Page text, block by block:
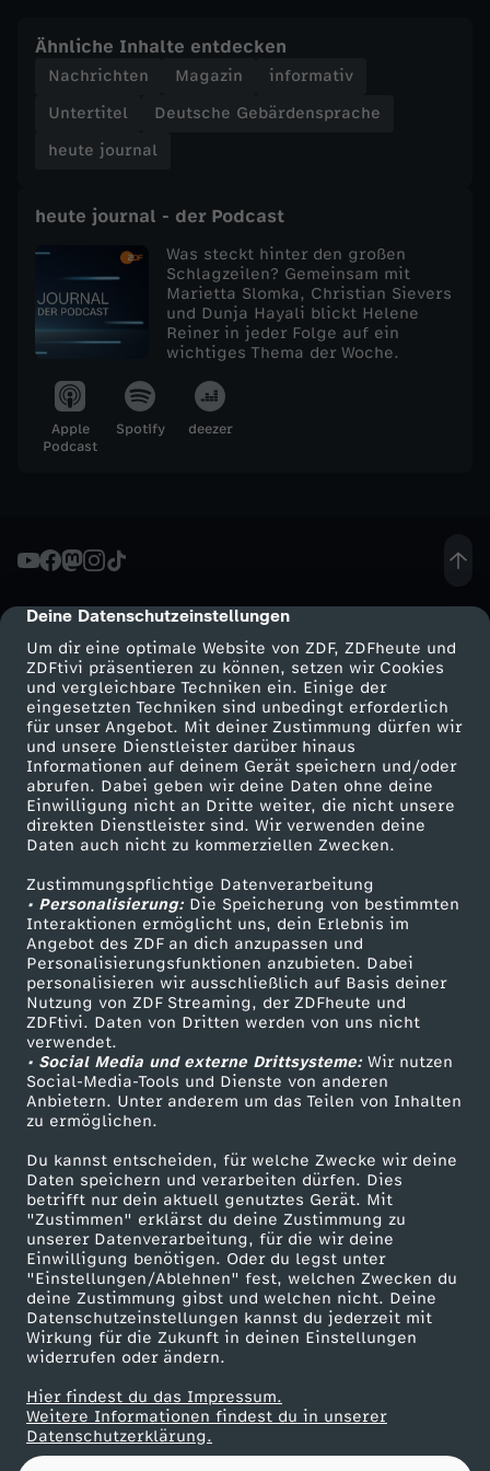
cmp-dialog-description
Deine Datenschutzeinstellungen
Um dir eine optimale Website von ZDF, ZDFheute und
ZDFtivi präsentieren zu können, setzen wir Cookies
und vergleichbare Techniken ein. Einige der
eingesetzten Techniken sind unbedingt erforderlich
für unser Angebot. Mit deiner Zustimmung dürfen wir
und unsere Dienstleister darüber hinaus
Informationen auf deinem Gerät speichern und/oder
abrufen. Dabei geben wir deine Daten ohne deine
Einwilligung nicht an Dritte weiter, die nicht unsere
direkten Dienstleister sind. Wir verwenden deine
Daten auch nicht zu kommerziellen Zwecken.
Zustimmungspflichtige Datenverarbeitung
• Personalisierung:Die Speicherung von bestimmten
Interaktionen ermöglicht uns, dein Erlebnis im
Angebot des ZDF an dich anzupassen und
Personalisierungsfunktionen anzubieten. Dabei
personalisieren wir ausschließlich auf Basis deiner
Nutzung von ZDF Streaming, der ZDFheute und
ZDFtivi. Daten von Dritten werden von uns nicht
verwendet.
• Social Media und externe Drittsysteme:Wir nutzen
Social-Media-Tools und Dienste von anderen
Anbietern. Unter anderem um das Teilen von Inhalten
zu ermöglichen.
Du kannst entscheiden, für welche Zwecke wir deine
Daten speichern und verarbeiten dürfen. Dies
betrifft nur dein aktuell genutztes Gerät. Mit
"Zustimmen" erklärst du deine Zustimmung zu
unserer Datenverarbeitung, für die wir deine
Einwilligung benötigen. Oder du legst unter
"Einstellungen/Ablehnen" fest, welchen Zwecken du
deine Zustimmung gibst und welchen nicht. Deine
Datenschutzeinstellungen kannst du jederzeit mit
Wirkung für die Zukunft in deinen Einstellungen
widerrufen oder ändern.
Hier findest du das Impressum.
Weitere Informationen findest du in unserer
Datenschutzerklärung.
e
j
o
u
n
l
m
3
.
N
o
v
e
m
b
e
r
2
0
2
5
Ähnliche Inhalte entdecken
Nachrichten Magazin
informativ
Untertitel
Deutsche Gebärdensprache
heute journal
heute journal - der Podcast
Was steckt hinter den großen
Schlagzeilen? Gemeinsam mit
Marietta Slomka, Christian Sievers
und Dunja Hayali blickt Helene
Reiner in jeder Folge auf ein
wichtiges Thema der Woche.
Apple
Podcast
Spotify deezer
Mehr ZDF
ZDF-Apps
Smart TV
ZDFtext
Livestreams
Sendungen A-Z
TV-Programm
Service
ZDFmitreden
Kontakt zum ZDF
Tickets
Zuschauerservice
Hilfe
ZDF Unternehmen
Karriere
ZDF goes Schule
Werbefernsehen
Mainzelmännchen
Partner